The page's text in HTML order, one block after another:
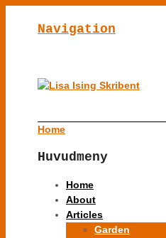
Navigation
Home
Huvudmeny
Home
About
Articles
Garden